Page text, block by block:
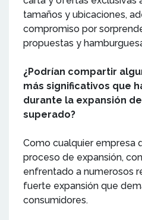
tamaños y ubicaciones,
compromiso por
propuestas y
¿Podrían compartir
más significativos que
durante la expansión
superado?
Como cualquier empresa
proceso de expansión,
enfrentado a numerosos
fuerte expansión que
consumidores.